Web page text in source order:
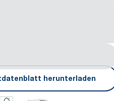
herunterladen